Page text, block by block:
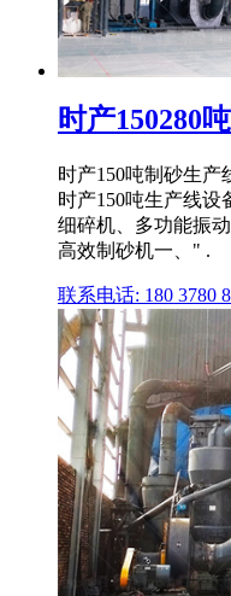
时产150280
时产150吨制砂生
时产150吨生产线设
细碎机、多功能振
高效制砂机一、" .
联系电话: 180 3780